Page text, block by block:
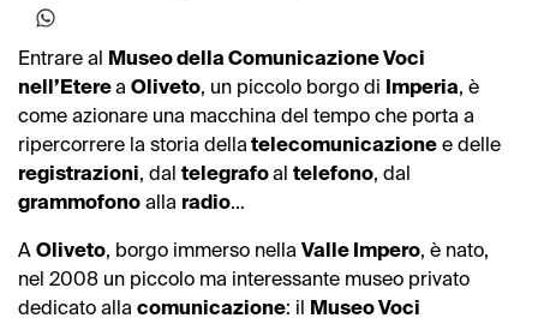
Entrare al Museo della Comunicazione Voci
nell’Eterea Oliveto, un piccolo borgo di Imperia, è
come azionare una macchina del tempo che porta a
ripercorrere la storia della telecomunicazione e delle
registrazioni, dal telegrafoal telefono, dal
grammofono alla radio…
A Oliveto, borgo immerso nella Valle Impero, è nato,
nel 2008 un piccolo ma interessante museo privato
dedicato alla comunicazione: il Museo Voci